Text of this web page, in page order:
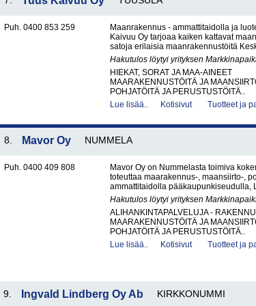
Puh. 0400 853 259
Maanrakennus - ammattitaidolla ja
Kaivuu Oy tarjoaa kaiken kattavat
satoja erilaisia maanrakennustöitä
Hakutulos löytyi yrityksen
HIEKAT, SORAT JA MAA-AINEET
MAARAKENNUSTÖITÄ JA
POHJATÖITÄ JA PERUSTUSTÖITÄ..
Lue lisää..
Kotisivut Tuotteet ja
8. Mavor Oy NUMMELA
Puh. 0400 409 808
Mavor Oy on Nummelasta toimiva
toteuttaa maarakennus-, maansiirto-,
ammattitaidolla pääkaupunkiseudulla,
Hakutulos löytyi yrityksen
ALIHANKINTAPALVELUJA -
MAARAKENNUSTÖITÄ JA
POHJATÖITÄ JA PERUSTUSTÖITÄ..
Lue lisää..
Kotisivut Tuotteet ja
9. Ingvald Lindberg Oy Ab KIRKKONUMMI